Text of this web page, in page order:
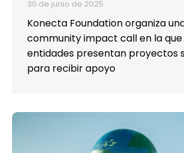
30 de junio de 2025
Konecta Foundation organiza
community impact call en la que
entidades presentan proyectos
para recibir apoyo